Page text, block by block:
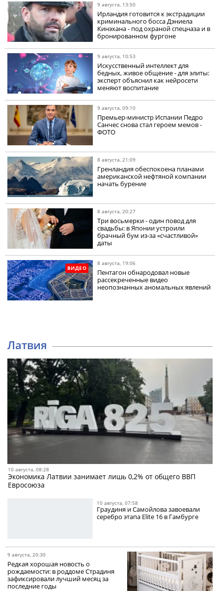
9 августа, 13:50
Ирландия готовится к экстрадиции
криминального босса Дэниела
Кинэхана - под охраной спецназа и в
бронированном фургоне
9 августа, 10:53
Искусственный интеллект для
бедных, живое общение - для элиты:
эксперт объяснил как нейросети
меняют воспитание
9 августа, 09:10
Премьер-министр Испании Педро
Санчес снова стал героем мемов -
ФОТО
8 августа, 21:09
Гренландия обеспокоена планами
американской нефтяной компании
начать бурение
8 августа, 20:27
Три восьмерки - один повод для
свадьбы: в Японии устроили
брачный бум из-за «счастливой»
даты
ВИДЕО
8 августа, 19:06
Пентагон обнародовал новые
рассекреченные видео
неопознанных аномальных явлений
Латвия
10 августа, 08:28
Экономика Латвии занимает лишь 0,2% от общего ВВП
Евросоюза
10 августа, 07:58
Граудиня и Самойлова завоевали
серебро этапа Elite 16 в Гамбурге
9 августа, 20:30
Редкая хорошая новость о
рождаемости: в роддоме Страдиня
зафиксировали лучший месяц за
последние годы